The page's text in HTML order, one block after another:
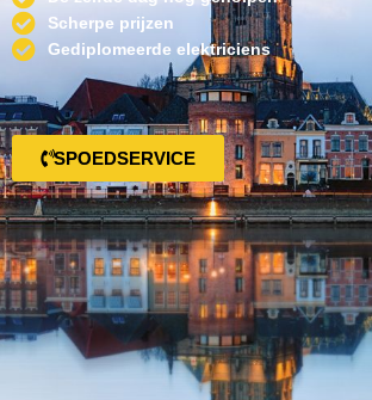
Scherpe prijzen
Gediplomeerde elektriciens
SPOEDSERVICE